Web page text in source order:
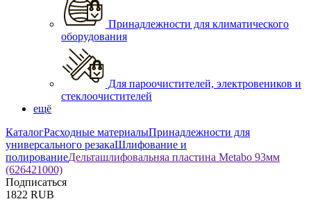
Принадлежности для климатического
оборудования
Для пароочистителей, электровеников и
стеклоочистителей
ещё
КаталогРасходные материалыПринадлежности для
универсального резакаШлифование и
полированиеДельташлифовальняа пластина Metabo 93мм
(626421000)
Подписаться
1822 RUB